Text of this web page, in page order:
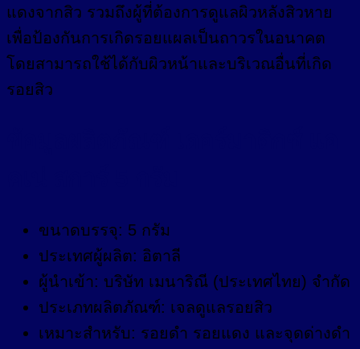
แดงจากสิว รวมถึงผู้ที่ต้องการดูแลผิวหลังสิวหาย
เพื่อป้องกันการเกิดรอยแผลเป็นถาวรในอนาคต
โดยสามารถใช้ได้กับผิวหน้าและบริเวณอื่นที่เกิด
รอยสิว
ขนาดบรรจุ: 5 กรัม
ประเทศผู้ผลิต: อิตาลี
ผู้นำเข้า: บริษัท เมนาริณี (ประเทศไทย) จำกัด
ประเภทผลิตภัณฑ์: เจลดูแลรอยสิว
เหมาะสำหรับ: รอยดำ รอยแดง และจุดด่างดำ